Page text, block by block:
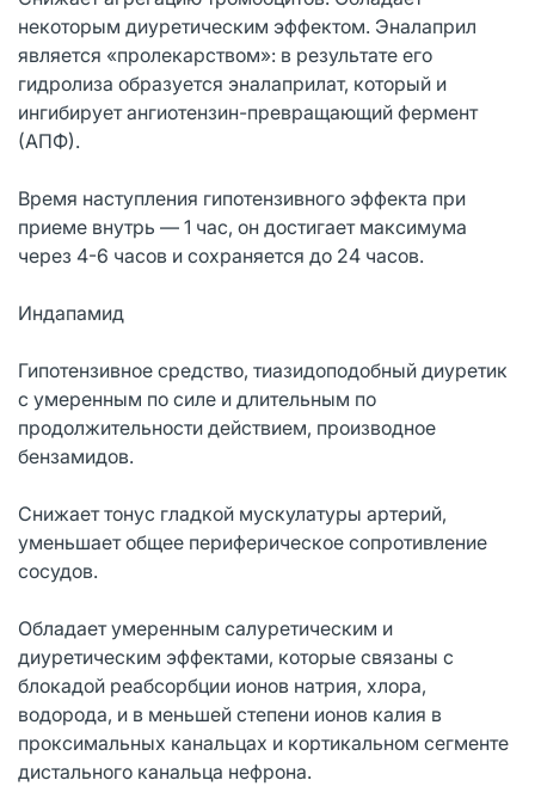
некоторым диуретическим эффектом. Эналаприл
является «пролекарством»: в результате его
гидролиза образуется эналаприлат, который и
ингибирует ангиотензин-превращающий фермент
(АПФ).
Время наступления гипотензивного эффекта при
приеме внутрь — 1 час, он достигает максимума
через 4-6 часов и сохраняется до 24 часов.
Индапамид
Гипотензивное средство, тиазидоподобный диуретик
с умеренным по силе и длительным по
продолжительности действием, производное
бензамидов.
Снижает тонус гладкой мускулатуры артерий,
уменьшает общее периферическое сопротивление
сосудов.
Обладает умеренным салуретическим и
диуретическим эффектами, которые связаны с
блокадой реабсорбции ионов натрия, хлора,
водорода, и в меньшей степени ионов калия в
проксимальных канальцах и кортикальном сегменте
дистального канальца нефрона.